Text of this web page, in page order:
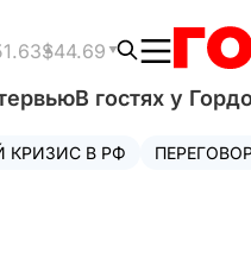
$44.69
В гостях у
КРИЗИС В РФ